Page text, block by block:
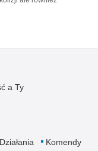
a Ty
Komendy